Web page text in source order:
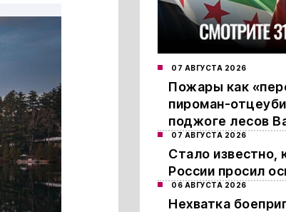
07 АВГУСТА 2026
Пожары как
пироман-
поджоге лесов
07 АВГУСТА 2026
Стало известно,
России просил
06 АВГУСТА 2026
Нехватка